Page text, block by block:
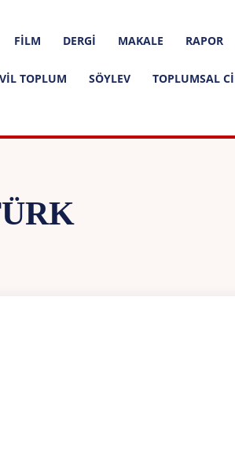
FILM DERGI MAKALE RAPOR
TOPLUM SÖYLEV TOPLUMSAL